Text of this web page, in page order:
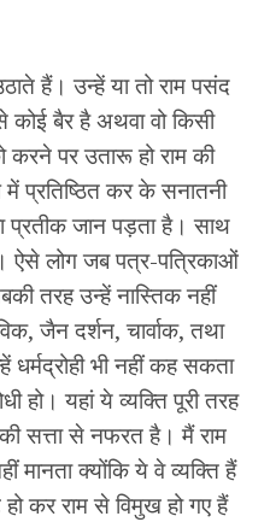
हैं। उन्हें या तो राम पसंद
कोई बैर है अथवा वो किसी
पर उतारू हो राम की
प्रतिष्ठित कर के सनातनी
प्रतीक जान पड़ता है। साथ
ऐसे लोग जब पत्र-पत्रिकाओं
तरह उन्हें नास्तिक नहीं
जैन दर्शन, चार्वाक, तथा
भी नहीं कह सकता
हो। यहां ये व्यक्ति पूरी तरह
सत्ता से नफरत है। मैं राम
क्योंकि ये वे व्यक्ति हैं
कर राम से विमुख हो गए हैं